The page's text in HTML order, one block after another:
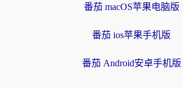
番茄 macOS苹果电脑版
番茄 ios苹果手机版
番茄 Android安卓手机版